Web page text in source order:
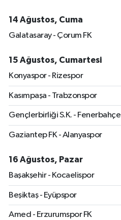
14 Ağustos, Cuma
Galatasaray - Çorum FK
15 Ağustos, Cumartesi
Konyaspor - Rizespor
Kasımpaşa - Trabzonspor
Gençlerbirliği S.K. - Fenerbahçe
Gaziantep FK - Alanyaspor
16 Ağustos, Pazar
Başakşehir - Kocaelispor
Beşiktaş - Eyüpspor
Amed - Erzurumspor FK